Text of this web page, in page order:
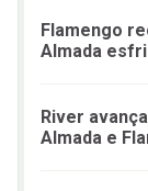
Flamengo
Almada
River
Almada e